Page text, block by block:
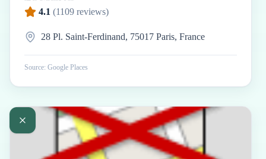
4.1 (1109 reviews)
28 Pl. Saint-Ferdinand, 75017 Paris, France
Source: Google Places